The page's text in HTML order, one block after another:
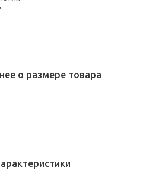
о размере товара